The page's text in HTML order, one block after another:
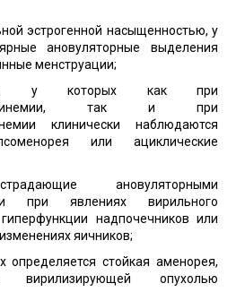
эстрогенной насыщенностью, у
ановуляторные выделения
менструации;
у которых как при
так и при
клинически наблюдаются
или ациклические
ановуляторными
при явлениях вирильного
надпочечников или
яичников;
определяется стойкая аменорея,
вирилизирующей опухолью